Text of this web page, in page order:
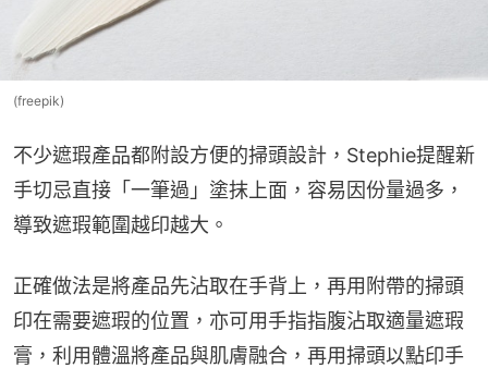
(freepik)
不少遮瑕產品都附設方便的掃頭設計，Stephie提醒新
手切忌直接「一筆過」塗抹上面，容易因份量過多，
導致遮瑕範圍越印越大。
正確做法是將產品先沾取在手背上，再用附帶的掃頭
印在需要遮瑕的位置，亦可用手指指腹沾取適量遮瑕
膏，利用體溫將產品與肌膚融合，再用掃頭以點印手